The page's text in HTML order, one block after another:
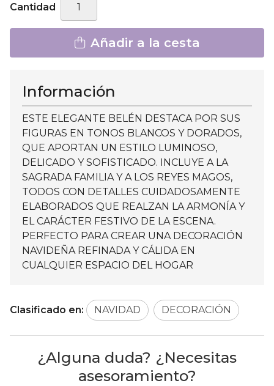
Cantidad
Añadir a la cesta
Información
ESTE ELEGANTE BELÉN DESTACA POR SUS
FIGURAS EN TONOS BLANCOS Y DORADOS,
QUE APORTAN UN ESTILO LUMINOSO,
DELICADO Y SOFISTICADO. INCLUYE A LA
SAGRADA FAMILIA Y A LOS REYES MAGOS,
TODOS CON DETALLES CUIDADOSAMENTE
ELABORADOS QUE REALZAN LA ARMONÍA Y
EL CARÁCTER FESTIVO DE LA ESCENA.
PERFECTO PARA CREAR UNA DECORACIÓN
NAVIDEÑA REFINADA Y CÁLIDA EN
CUALQUIER ESPACIO DEL HOGAR
Clasificado en: NAVIDAD DECORACIÓN
¿Alguna duda? ¿Necesitas
asesoramiento?